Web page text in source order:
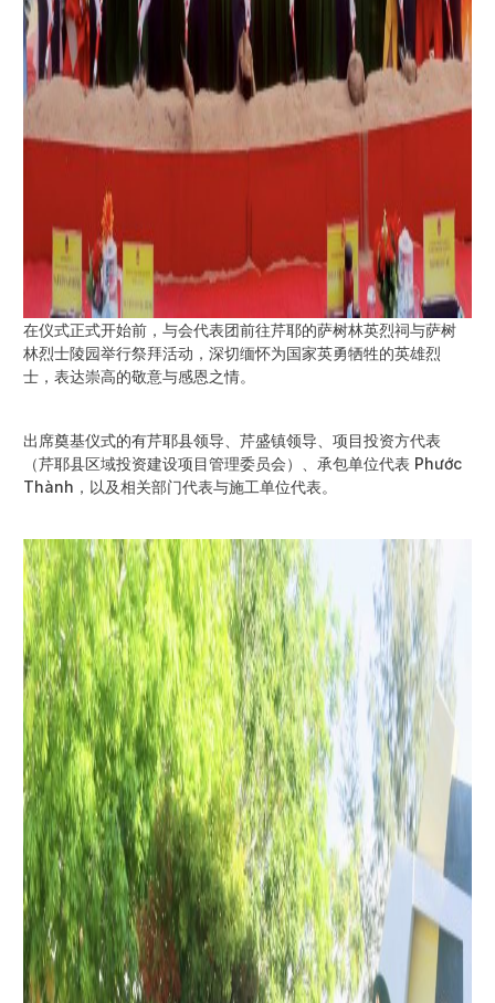
在仪式正式开始前，与会代表团前往芹耶的萨树林英烈祠与萨树
林烈士陵园举行祭拜活动，深切缅怀为国家英勇牺牲的英雄烈
士，表达崇高的敬意与感恩之情。
出席奠基仪式的有芹耶县领导、芹盛镇领导、项目投资方代表
（芹耶县区域投资建设项目管理委员会）、承包单位代表 Phước
Thành，以及相关部门代表与施工单位代表。